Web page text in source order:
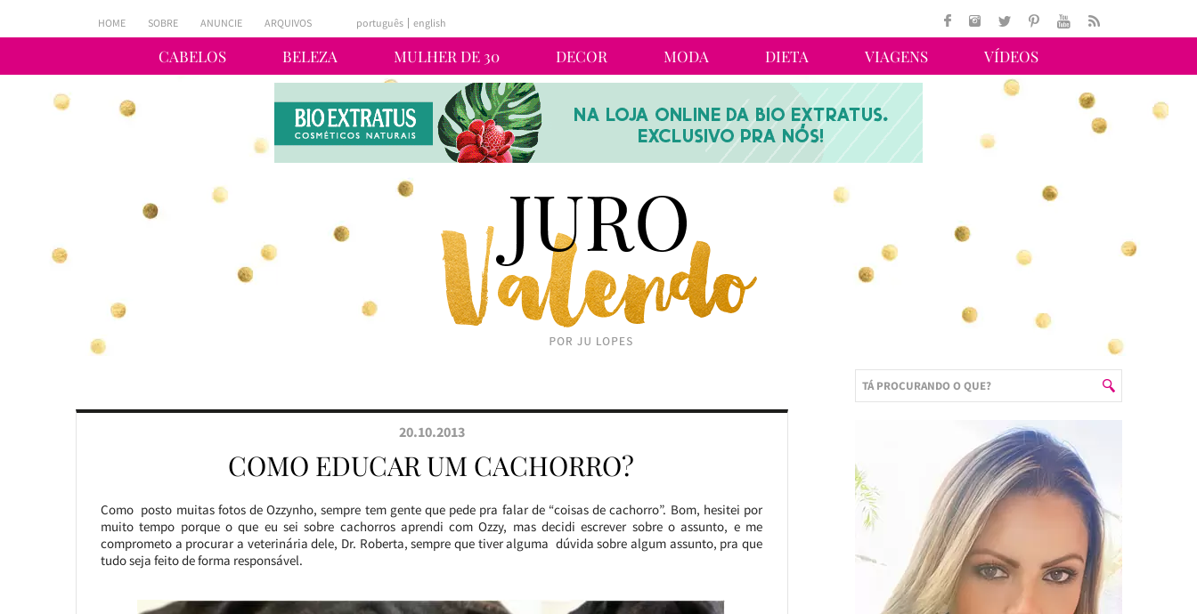
CABELOS BELEZA MULHER DE 30 DECOR MODA DIETA VIAGENS VÍDEOS
HOME SOBRE ANUNCIE ARQUIVOS português english
20.10.2013
COMO EDUCAR UM CACHORRO?
Como posto muitas fotos de Ozzynho, sempre tem gente que pede pra falar de “coisas de cachorro”. Bom, hesitei por
muito tempo porque o que eu sei sobre cachorros aprendi com Ozzy, mas decidi escrever sobre o assunto, e me
comprometo a procurar a veterinária dele, Dr. Roberta, sempre que tiver alguma dúvida sobre algum assunto, pra que
tudo seja feito de forma responsável.